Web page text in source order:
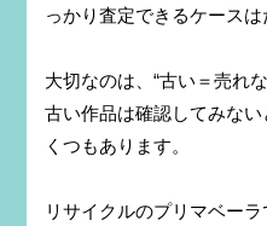
っかり査定できるケースは
大切なのは、“古い＝売れ
古い作品は確認してみな
くつもあります。
リサイクルのプリマベー